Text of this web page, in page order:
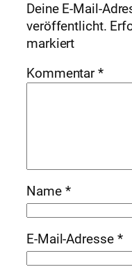
Deine E-Mail-
veröffentlicht.
markiert
Kommentar*
Name *
E-Mail-Adresse *